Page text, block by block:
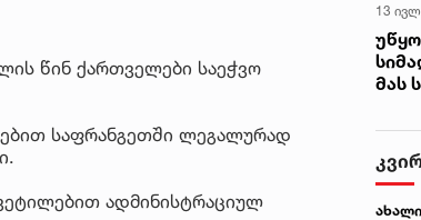
წინ ქართველები საეჭვო
საფრანგეთში ლეგალურად
ადმინისტრაციულ
13
მას